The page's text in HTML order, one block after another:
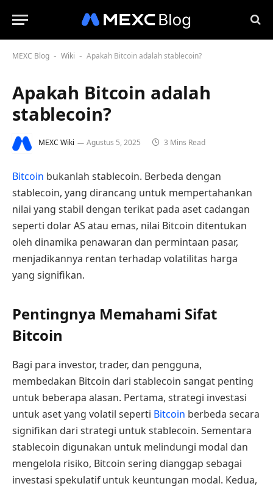
MEXC Blog - Wiki - Apakah Bitcoin adalah stablecoin?
Apakah Bitcoin adalah
stablecoin?
MEXC Wiki Agustus 5, 2025 3 Mins Read
Bitcoin bukanlah stablecoin. Berbeda dengan
stablecoin, yang dirancang untuk mempertahankan
nilai yang stabil dengan terikat pada aset cadangan
seperti dolar AS atau emas, nilai Bitcoin ditentukan
oleh dinamika penawaran dan permintaan pasar,
menjadikannya rentan terhadap volatilitas harga
yang signifikan.
Pentingnya Memahami Sifat
Bitcoin
Bagi para investor, trader, dan pengguna,
membedakan Bitcoin dari stablecoin sangat penting
untuk beberapa alasan. Pertama, strategi investasi
untuk aset yang volatil seperti Bitcoin berbeda secara
signifikan dari strategi untuk stablecoin. Sementara
stablecoin digunakan untuk melindungi modal dan
mengelola risiko, Bitcoin sering dianggap sebagai
investasi spekulatif untuk keuntungan modal. Kedua,